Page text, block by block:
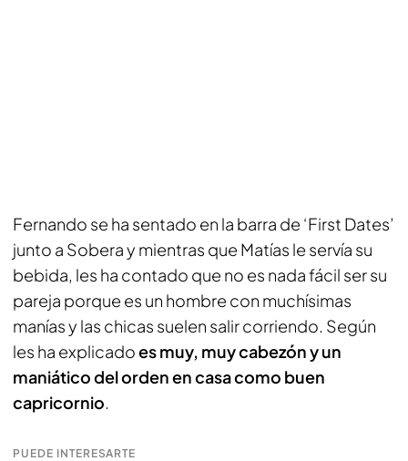
Fernando se ha sentado en la barra de ‘First Dates’
junto a Sobera y mientras que Matías le servía su
bebida, les ha contado que no es nada fácil ser su
pareja porque es un hombre con muchísimas
manías y las chicas suelen salir corriendo. Según
les ha explicadoes muy, muy cabezón y un
maniático del orden en casa como buen
capricornio.
PUEDE INTERESARTE